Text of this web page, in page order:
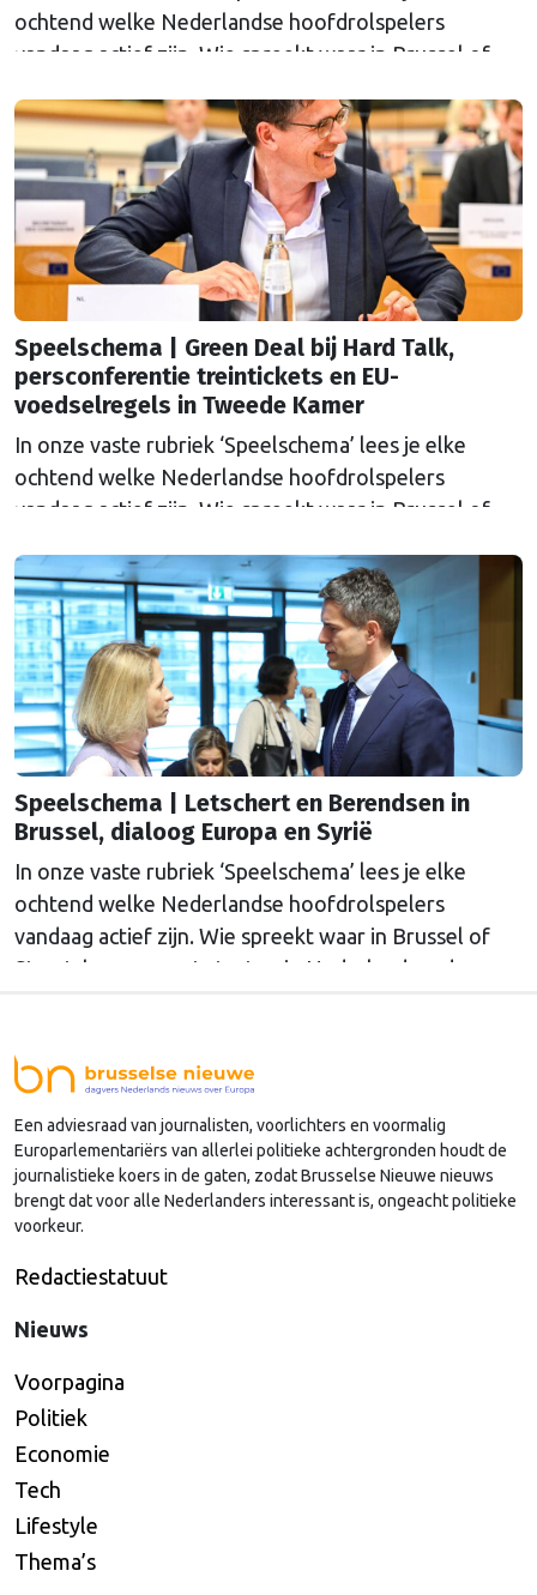
ochtend welke Nederlandse hoofdrolspelers
vandaag actief zijn. Wie spreekt waar in Brussel of
agenda?
Speelschema | Green Deal bij Hard Talk,
persconferentie treintickets en EU-
voedselregels in Tweede Kamer
In onze vaste rubriek ‘Speelschema’ lees je elke
ochtend welke Nederlandse hoofdrolspelers
vandaag actief zijn. Wie spreekt waar in Brussel of
agenda?
Speelschema | Letschert en Berendsen in
Brussel, dialoog Europa en Syrië
In onze vaste rubriek ‘Speelschema’ lees je elke
ochtend welke Nederlandse hoofdrolspelers
vandaag actief zijn. Wie spreekt waar in Brussel of
Straatsburg, en wat staat er in Nederland op de
Een adviesraad van journalisten, voorlichters en voormalig
Europarlementariërs van allerlei politieke achtergronden houdt de
journalistieke koers in de gaten, zodat Brusselse Nieuwe nieuws
brengt dat voor alle Nederlanders interessant is, ongeacht politieke
voorkeur.
Redactiestatuut
Nieuws
Voorpagina
Politiek
Economie
Tech
Lifestyle
Thema’s